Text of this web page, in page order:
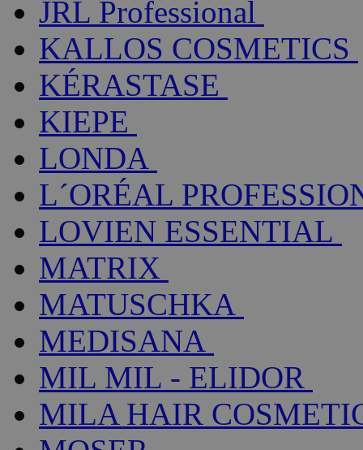
JRL Professional
KALLOS COSMETICS
KÉRASTASE
KIEPE
LONDA
L´ORÉAL
LOVIEN ESSENTIAL
MATRIX
MATUSCHKA
MEDISANA
MIL MIL - ELIDOR
MILA HAIR